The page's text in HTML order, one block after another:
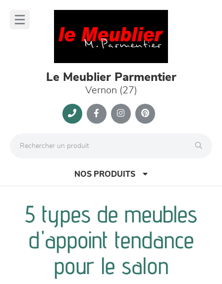
Le Meublier Parmentier
Vernon (27)
NOS PRODUITS
canapés et fauteuils
séjours
meubles de complément
5 types de meubles
d'appoint tendance
pour le salon